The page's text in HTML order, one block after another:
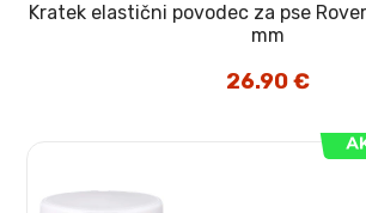
Kratek elastični povodec za pse
mm
26.90€